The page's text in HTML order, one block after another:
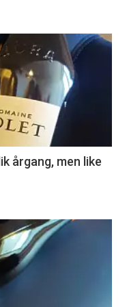
årgang, men like